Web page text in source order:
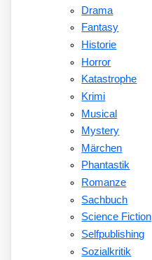
Drama
Fantasy
Historie
Horror
Katastrophe
Krimi
Musical
Mystery
Märchen
Phantastik
Romanze
Sachbuch
Science Fiction
Selfpublishing
Sozialkritik